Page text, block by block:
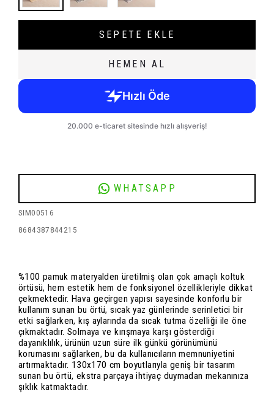
SEPETE EKLE
HEMEN AL
WHATSAPP
SIM00516
8684387844215
%100 pamuk materyalden üretilmiş olan çok amaçlı koltuk
örtüsü, hem estetik hem de fonksiyonel özellikleriyle dikkat
çekmektedir. Hava geçirgen yapısı sayesinde konforlu bir
kullanım sunan bu örtü, sıcak yaz günlerinde serinletici bir
etki sağlarken, kış aylarında da sıcak tutma özelliği ile öne
çıkmaktadır. Solmaya ve kırışmaya karşı gösterdiği
dayanıklılık, ürünün uzun süre ilk günkü görünümünü
korumasını sağlarken, bu da kullanıcıların memnuniyetini
artırmaktadır. 130x170 cm boyutlarıyla geniş bir tasarım
sunan bu örtü, ekstra parçaya ihtiyaç duymadan mekanınıza
şıklık katmaktadır.